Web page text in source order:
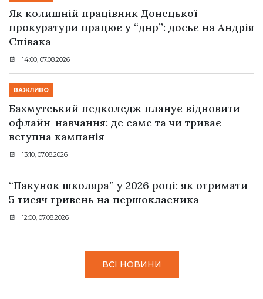
Як колишній працівник Донецької
прокуратури працює у “днр”: досьє на Андрія
Співака
14:00, 07.08.2026
ВАЖЛИВО
Бахмутський педколедж планує відновити
офлайн-навчання: де саме та чи триває
вступна кампанія
13:10, 07.08.2026
“Пакунок школяра” у 2026 році: як отримати
5 тисяч гривень на першокласника
12:00, 07.08.2026
ВСІ НОВИНИ